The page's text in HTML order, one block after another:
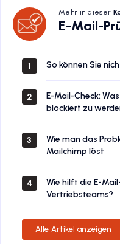
Mehr in dieser
E-Mail-
E-
Mail-
1 So können Sie
2
E-Mail-Check:
blockiert zu
3
Wie man das
Mailchimp löst
4
Wie hilft die E-
Vertriebsteams?
Alle Artikel anzeigen